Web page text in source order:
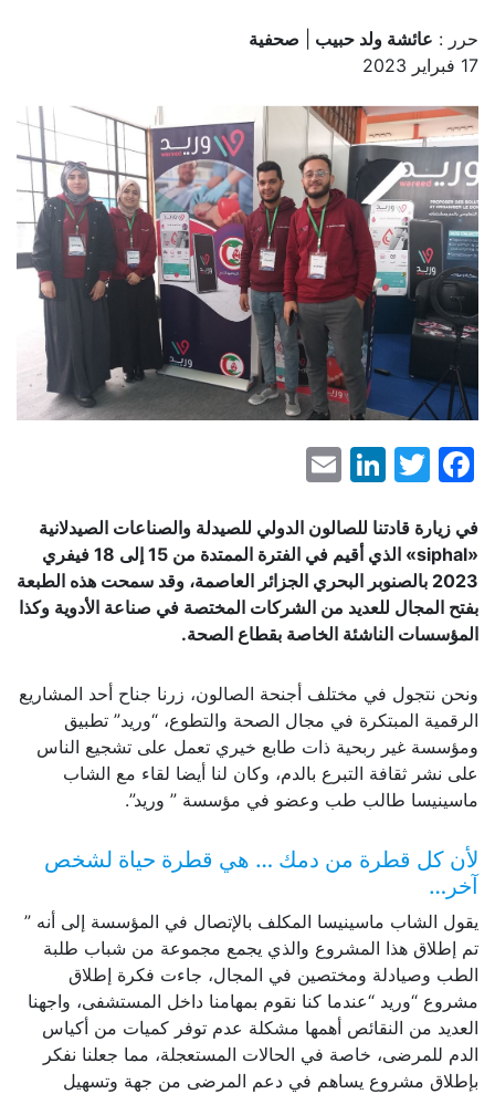
حرر : عائشة ولد حبيب
صحفية
17 فبراير 2023
Facebook
Twitter
LinkedIn
في زيارة قادتنا للصالون الدولي للصيدلة والصناعات الصيدلانية
«siphal» الذي أقيم في الفترة الممتدة من 15 إلى 18 فيفري
2023 بالصنوبر البحري الجزائر العاصمة، وقد سمحت هذه الطبعة
بفتح المجال للعديد من الشركات المختصة في صناعة الأدوية وكذا
المؤسسات الناشئة الخاصة بقطاع الصحة.
ونحن نتجول في مختلف أجنحة الصالون، زرنا جناح أحد المشاريع
الرقمية المبتكرة في مجال الصحة والتطوع، “وريد” تطبيق
ومؤسسة غير ربحية ذات طابع خيري تعمل على تشجيع الناس
على نشر ثقافة التبرع بالدم، وكان لنا أيضا لقاء مع الشاب
ماسينيسا طالب طب وعضو في مؤسسة ” وريد”.
لأن كل قطرة من دمك … هي قطرة حياة لشخص
آخر…
يقول الشاب ماسينيسا المكلف بالإتصال في المؤسسة إلى أنه ”
تم إطلاق هذا المشروع والذي يجمع مجموعة من شباب طلبة
الطب وصيادلة ومختصين في المجال، جاءت فكرة إطلاق
مشروع “وريد “عندما كنا نقوم بمهامنا داخل المستشفى، واجهنا
العديد من النقائص أهمها مشكلة عدم توفر كميات من أكياس
الدم للمرضى، خاصة في الحالات المستعجلة، مما جعلنا نفكر
بإطلاق مشروع يساهم في دعم المرضى من جهة وتسهيل